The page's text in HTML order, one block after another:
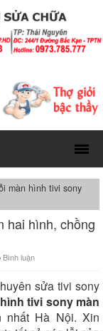
màn hình tivi sony
hai hình, chồng
Bình luận
sửa tivi sony
tivi sony màn
nhất Hà Nội. Xin